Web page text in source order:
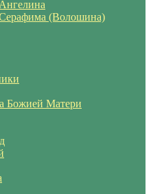
(Волошина)
Божией Матери